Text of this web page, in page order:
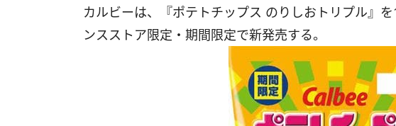
カルビーは、『ポテトチップス のりしおトリプル』
ンスストア限定・期間限定で新発売する。